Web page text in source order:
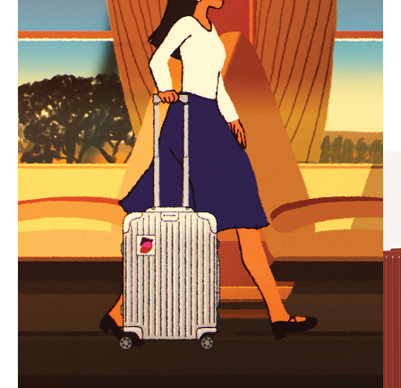
PLAYED,
PLEASE
PRESS
TO
PAUSE
IT
MUTED,
PLEASE
PRESS
TO
UNMUTE
IT
엄선된 기프트 셀렉션
모든 여정의 완벽한 동반자 찾
기